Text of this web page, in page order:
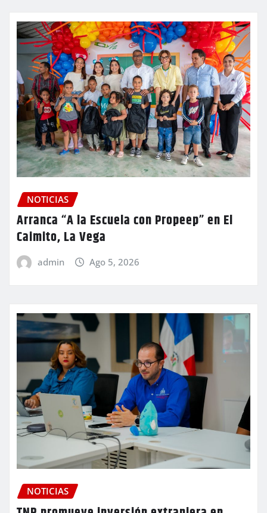
NOTICIAS
Arranca “A la Escuela con Propeep” en El
Caimito, La Vega
admin Ago 5, 2026
NOTICIAS